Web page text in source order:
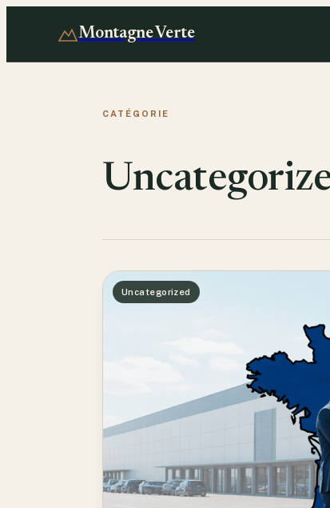
Montagne Verte
CATÉGORIE
Uncategorized